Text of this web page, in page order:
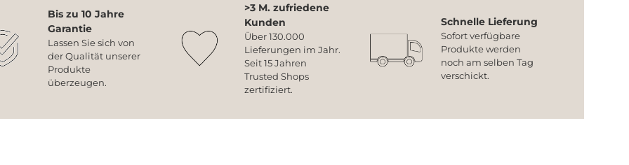
Bis zu 10 Jahre
Garantie
Lassen Sie sich von
der Qualität unserer
Produkte
überzeugen.
>3 M. zufriedene
Kunden
Über 130.000
Lieferungen im Jahr.
Seit 15 Jahren
Trusted Shops
zertifiziert.
Schnelle Lieferung
Sofort verfügbare
Produkte werden
noch am selben Tag
verschickt.